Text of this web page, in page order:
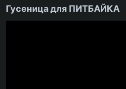
Гусеница для ПИТБАЙКА​